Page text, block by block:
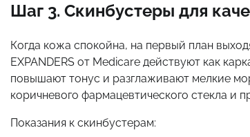
Шаг 3. Скинбустеры для
Когда кожа спокойна, на первый план
EXPANDERS от Medicare действуют как
повышают тонус и разглаживают мелкие
коричневого фармацевтического стекла и
Показания к скинбустерам: